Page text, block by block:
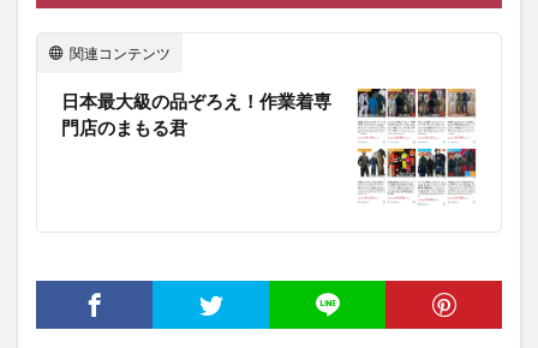
関連コンテンツ
日本最大級の品ぞろえ！作業着専
門店のまもる君